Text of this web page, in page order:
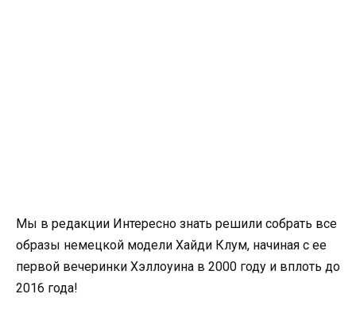
Мы в редакции Интересно знать решили собрать все
образы немецкой модели Хайди Клум, начиная с ее
первой вечеринки Хэллоуина в 2000 году и вплоть до
2016 года!